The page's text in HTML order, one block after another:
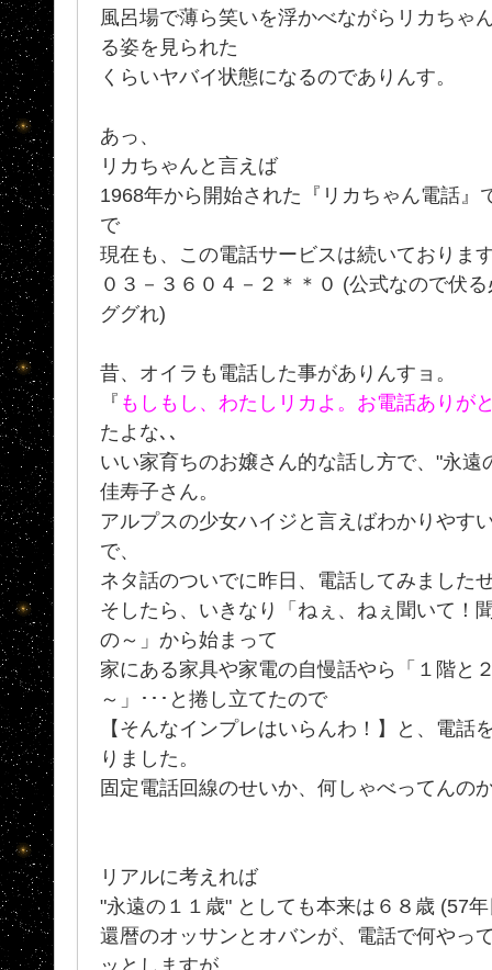
風呂場で薄ら笑いを浮かべながらリカちゃ
る姿を見られた
くらいヤバイ状態になるのでありんす。
あっ、
リカちゃんと言えば
1968年から開始された『リカちゃん電話』
で
現在も、この電話サービスは続いておりま
０３－３６０４－２＊＊０ (公式なので伏
ググれ)
昔、オイラも電話した事がありんすョ。
『 もしもし、わたしリカよ。お電話ありが
たよな､､
いい家育ちのお嬢さん的な話し方で、"永
佳寿子さん。
アルプスの少女ハイジと言えばわかりやす
で、
ネタ話のついでに昨日、電話してみました
そしたら、いきなり「ねぇ、ねぇ聞いて！
の～」から始まって
家にある家具や家電の自慢話やら「１階と
～」･･･と捲し立てたので
【そんなインプレはいらんわ！】と、電話
りました。
固定電話回線のせいか、何しゃべってんの
リアルに考えれば
"永遠の１１歳" としても本来は６８歳 (57
還暦のオッサンとオバンが、電話で何やっ
ッとしますが